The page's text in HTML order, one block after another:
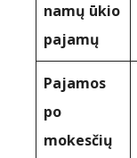
namų ūkio
pajamų
Pajamos
po
mokesčių